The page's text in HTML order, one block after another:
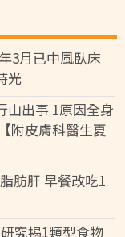
3月已中風臥床
光
山出事 1原因全身
附皮膚科醫生夏
肪肝 早餐改吃1
究揭1類型食物